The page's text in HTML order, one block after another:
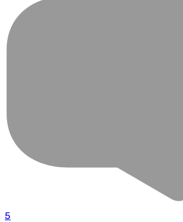
5